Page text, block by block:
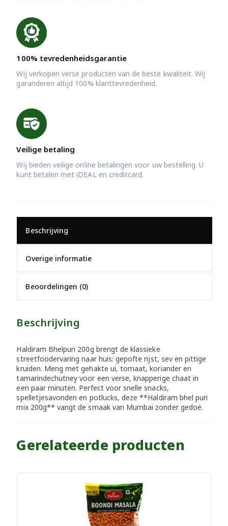
100% tevredenheidsgarantie
Wij verkopen verse producten van de beste kwaliteit. Wij
garanderen altijd 100% klanttevredenheid.
Veilige betaling
Wij bieden veilige online betalingen voor uw bestelling. U
kunt betalen met iDEAL en creditcard.
Beschrijving
Overige informatie
Beoordelingen (0)
Beschrijving
Haldiram Bhelpuri 200g brengt de klassieke
streetfoodervaring naar huis: gepofte rijst, sev en pittige
kruiden. Meng met gehakte ui, tomaat, koriander en
tamarindechutney voor een verse, knapperige chaat in
een paar minuten. Perfect voor snelle snacks,
spelletjesavonden en potlucks, deze **Haldiram bhel puri
mix 200g** vangt de smaak van Mumbai zonder gedoe.
Gerelateerde producten